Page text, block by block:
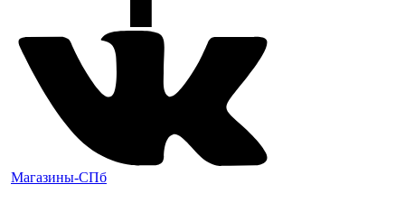
Магазины-СПб